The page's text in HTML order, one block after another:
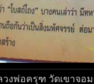
วงพ่อครุฑ วัดเขาจอ